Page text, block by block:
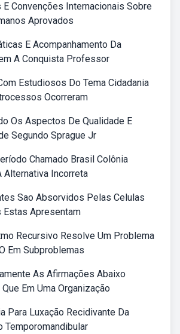
E Convenções Internacionais Sobre
Aprovados
E Acompanhamento Da
A Conquista Professor
Estudiosos Do Tema Cidadania
Ocorreram
Os Aspectos De Qualidade E
Segundo Sprague Jr
Chamado Brasil Colônia
Alternativa Incorreta
Sao Absorvidos Pelas Celulas
Estas Apresentam
Recursivo Resolve Um Problema
Em Subproblemas
As Afirmações Abaixo
Em Uma Organização
Para Luxação Recidivante Da
Temporomandibular